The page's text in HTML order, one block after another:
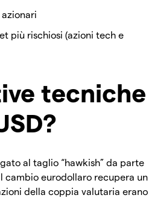
più rischiosi (azioni tech e
tecniche
al taglio “hawkish” da parte
cambio eurodollaro recupera un
della coppia valutaria erano